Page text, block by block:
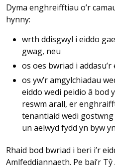
Dyma enghreifftiau o’r
hynny:
wrth ddisgwyl i eiddo
gwag, neu
os oes bwriad i
os yw’r amgylchiadau
eiddo wedi peidio â bod
reswm arall, er
tenantiaid wedi
un aelwyd fydd yn byw
Rhaid bod bwriad i beri i’r
Amlfeddiannaeth. Pe bai’r